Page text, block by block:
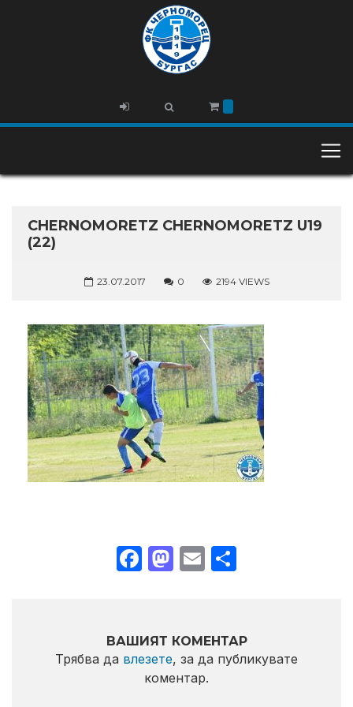
CHERNOMORETZ CHERNOMORETZ U19
(22)
23.07.2017 0 2194 VIEWS
Facebook
Mastodon
Email
ВАШИЯТ КОМЕНТАР
Трябва да влезете, за да публикувате
коментар.